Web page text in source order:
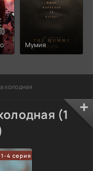
Мумия
холодная
(1
4 серия